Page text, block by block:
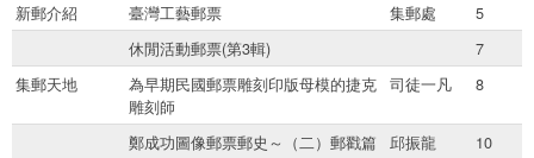
新郵介紹
臺灣工藝郵票 集郵處
5
休閒活動郵票(第3輯)
7
集郵天地
為早期民國郵票雕刻印版母模的捷克
雕刻師
司徒一凡 8
鄭成功圖像郵票郵史～（二）郵戳篇 邱振龍
10